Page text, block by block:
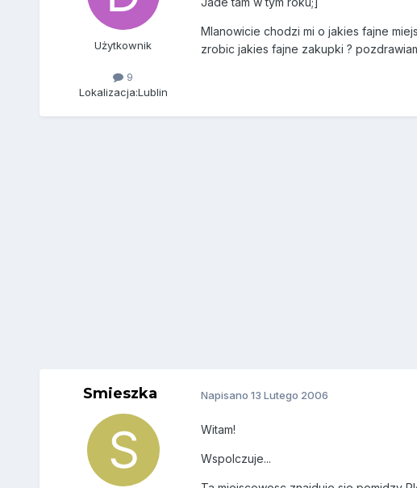
Użytkownik
9
Lokalizacja:Lublin
MIanowicie chodzi mi o jakies fajne
zrobic jakies fajne zakupki ?
Smieszka Napisano 13 Lutego 2006
Witam!
Wspolczuje...